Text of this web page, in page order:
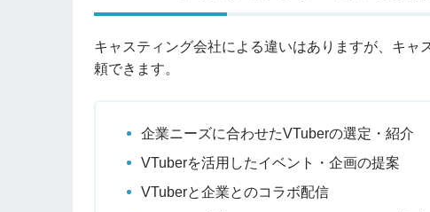
キャスティング会社による違いはありますが、キ
頼できます。
企業ニーズに合わせたVTuberの選定・紹介
VTuberを活用したイベント・企画の提案
VTuberと企業とのコラボ配信